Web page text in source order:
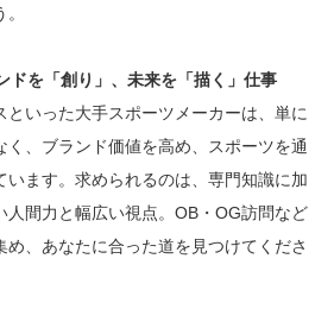
ドを「創り」、未来を「描く」仕事
といった大手スポーツメーカーは、単に
く、ブランド価値を高め、スポーツを通
います。求められるのは、専門知識に加
人間力と幅広い視点。OB・OG訪問など
め、あなたに合った道を見つけてくださ